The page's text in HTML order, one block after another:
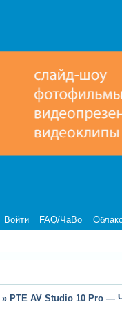
Войти FAQ/ЧаВо
» PTE AV Studio 10 Pro —